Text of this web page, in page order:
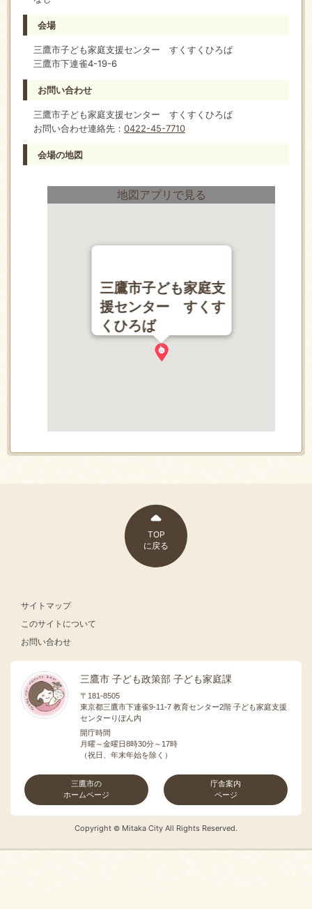
会場
三鷹市子ども家庭支援センター すくすくひろば
三鷹市下連雀4-19-6
お問い合わせ
三鷹市子ども家庭支援センター すくすくひろば
お問い合わせ連絡先： 0422-45-7710
会場の地図
地図アプリで見る
三鷹市子ども家庭支
援センター すくす
くひろば
TOP
に戻る
サイトマップ
このサイトについて
お問い合わせ
三鷹市 子ども政策部 子ども家庭課
〒181-8505
東京都三鷹市下連雀9-11-7 教育センター2階 子ども家庭支援
センターりぼん内
開庁時間
月曜～金曜日8時30分～17時
（祝日、年末年始を除く）
三鷹市の
ホームページ
庁舎案内
ページ
Copyright © Mitaka City All Rights Reserved.